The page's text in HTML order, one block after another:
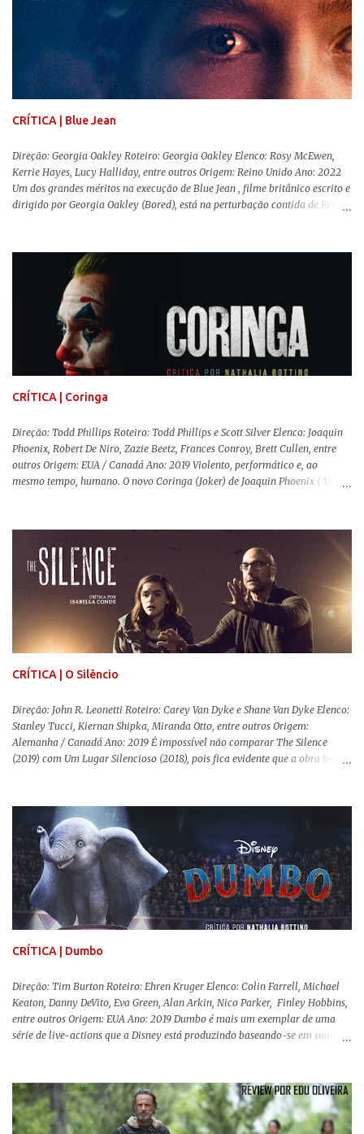
deles mundialmente reconhecidos. Pensando na variedade de estilos e
estéticas de se fazer documentários, selecionei 5 produções tupiniquins do
gênero que, para mim, são indispensáveis: ▼ Cabra Marcado para Morrer
(1984) , de Eduardo Coutinho Em 1964, devido ao golpe militar, Eduardo
Coutinho (Edifício Master) teve que abandonar as filmagens do
documentário sobre o assassinato do líder camponês Joã...
CRÍTICA | Blue Jean
Direção: Georgia Oakley Roteiro: Georgia Oakley Elenco: Rosy McEwen,
Kerrie Hayes, Lucy Halliday, entre outros Origem: Reino Unido Ano: 2022
Um dos grandes méritos na execução de Blue Jean , filme britânico escrito e
dirigido por Georgia Oakley (Bored), está na perturbação contida de Rosy
movimentos e falas, equilibrada numa frágil neutralidade entre seu
trabalho e seus afetos, passando noites bebendo e jogando sinuca com seu
grupo de amigas lésbicas e sua amante. É imperativo para ela que ambos
os mundos não se cruzem de modo algum, pois o período histórico no qual
a história se passa - 1988 na Inglaterra - é de um contexto profundamente
conservador e hostil a pessoas queer. Com o governo liderado pela então
primeira-ministra Margaret Tatcher usando recursos supostamente
constitucionais para mobilizar campanhas agressivas ao modo de vida
CRÍTICA | Coringa
Direção: Todd Phillips Roteiro: Todd Phillips e Scott Silver Elenco: Joaquin
Phoenix, Robert De Niro, Zazie Beetz, Frances Conroy, Brett Cullen, entre
outros Origem: EUA / Canadá Ano: 2019 Violento, performático e, ao
mesmo tempo, humano. O novo Coringa (Joker) de Joaquin Phoenix ( Você
Comics . É importante ressaltar que este não é um filme de herói. E muito
menos de vilão. O longa de Todd Phillips (Se Beber, Não Case!) segue uma
trajetória profunda do reflexo da corrupção da sociedade na vida de um ser
humano, capaz de causar perturbação e desconforto do inicio ao fim da
projeção, e por mais um bom tempo após deixar o cinema. Trata-se de
uma obra difícil de ser "digerida", pois lida com temas sensíveis, como
abuso, doença mental, bullying e violência física. Todo esse turbilhão de
informações molda a mente d...
CRÍTICA | O Silêncio
Direção: John R. Leonetti Roteiro: Carey Van Dyke e Shane Van Dyke Elenco:
Stanley Tucci, Kiernan Shipka, Miranda Otto, entre outros Origem:
Alemanha / Canadá Ano: 2019 É impossível não comparar The Silence
(2019) com Um Lugar Silencioso (2018), pois fica evidente que a obra bebe
reproduzir alguns elementos que consograram a obra de John Krasinski
(The Office). Aqui os “monstros” com audições aguçadas eram seres da
Terra que estavam presos por séculos em uma caverna recém descoberta,
libertando-os pelo mundo. O espectador acompanha uma família que tem
uma pequena vantagem em relação às outras pessoas. Adivinhem? Sabem
viver em silêncio pelo fato da filha mais velha ser surda. Para aqueles que
amam filmes com temática apocalíptica, a produção pode até funcionar
como entretenimento mediano. Todo o cenário de fuga, pânico col...
CRÍTICA | Dumbo
Direção: Tim Burton Roteiro: Ehren Kruger Elenco: Colin Farrell, Michael
Keaton, Danny DeVito, Eva Green, Alan Arkin, Nico Parker, Finley Hobbins,
entre outros Origem: EUA Ano: 2019 Dumbo é mais um exemplar de uma
série de live-actions que a Disney está produzindo baseando-se em suas
remake , já que a história do elefantinho voador foi reinventada de forma
mais realista, se adequando perfeitamente a proposta. Não há animais
falantes, por exemplo, mas nem por isso o tom lúdico e infantil é deixado